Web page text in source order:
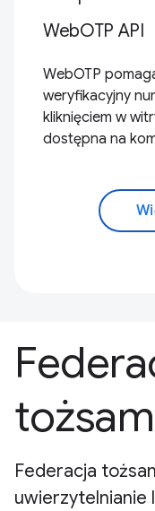
WebOTP API
WebOTP
weryfikacyjny
kliknięciem w
dostępna na
Federacja
uwierzytelnianie